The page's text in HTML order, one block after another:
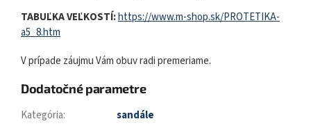
TABUĽKA VEĽKOSTÍ:https://www.m-shop.sk/PROTETIKA-
a5_8.htm
V prípade záujmu Vám obuv radi premeriame.
Dodatočné parametre
Kategória:
sandále